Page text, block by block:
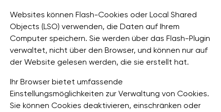
Websites können Flash-Cookies oder Local Shared
Objects (LSO) verwenden, die Daten auf Ihrem
Computer speichern. Sie werden über das Flash-Plugin
verwaltet, nicht über den Browser, und können nur auf
der Website gelesen werden, die sie erstellt hat.
Ihr Browser bietet umfassende
Einstellungsmöglichkeiten zur Verwaltung von Cookies.
Sie können Cookies deaktivieren, einschränken oder